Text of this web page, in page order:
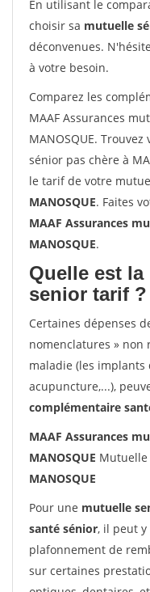
En utilisant le
choisir sa mutuelle
déconvenues.
à votre besoin.
Comparez les
MAAF Assurances
MANOSQUE.
sénior pas chère à
le tarif de votre
MANOSQUE. Faites
MAAF Assurances
MANOSQUE.
Quelle est
senior tarif ?
Certaines dépenses
nomenclatures » non
maladie (les
acupuncture,...),
complémentaire
MAAF Assurances
MANOSQUE Mutuelle
MANOSQUE
Pour une mutuelle
santé sénior, il peut
plafonnement de
sur certaines